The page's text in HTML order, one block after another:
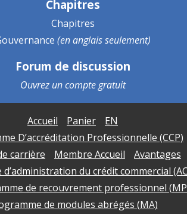
Chapitres
Chapitres
(en anglais seulement)
Forum de discussion
Ouvrez uncompte gratuit
Accueil Panier
EN
D’accréditation Professionnelle (CCP)
carrière
Membre Accueil
Avantages
du crédit commercial
de recouvrement professionnel
de modules abrégés (MA)